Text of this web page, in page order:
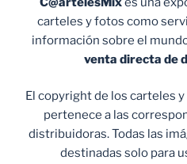
carteles y fotos como
información sobre el
venta directa de
El copyright de los carteles
pertenece a las
distribuidoras. Todas las
destinadas solo para